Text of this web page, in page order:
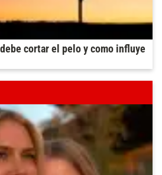
cortar el pelo y como influye